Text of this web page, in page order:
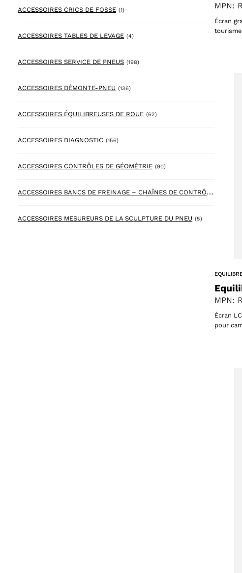
ACCESSOIRES CRICS DE FOSSE (1)1 product
ACCESSOIRES TABLES DE LEVAGE (4)4 products
ACCESSOIRES SERVICE DE PNEUS (198)198 products
ACCESSOIRES DÉMONTE-PNEU (136)136 products
ACCESSOIRES ÉQUILIBREUSES DE ROUE (62)62 products
ACCESSOIRES DIAGNOSTIC (156)156 products
ACCESSOIRES CONTRÔLES DE GÉOMÉTRIE (90)90 products
A
CCESSOIRES BANCS DE FREINAGE – CHAÎNES DE CONTRÔLES 61
ACCESSOIRES MESUREURS DE LA SCULPTURE DU PNEU (5)5 products
MPN:
Écran
MPN:
Écran
pour